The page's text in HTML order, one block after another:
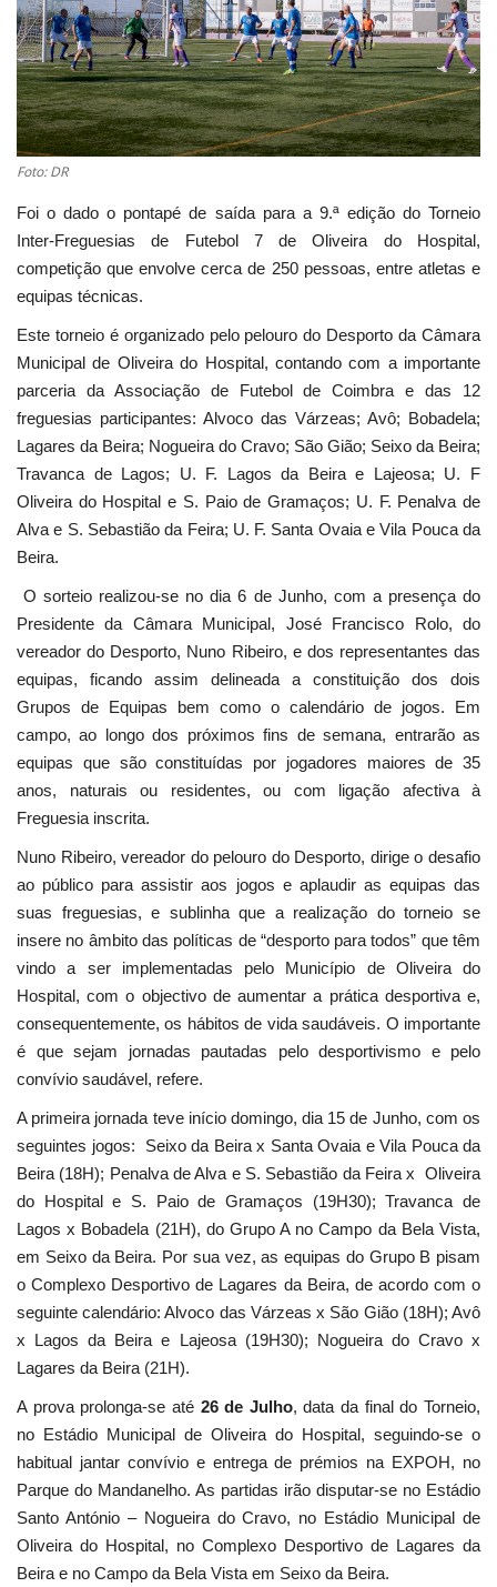
Estatuto Editorial
Saúde
Ficha técnica
Cultura
Lazer
Ambiente
Foto: DR
Foi o dado o pontapé de saída para a 9.ª edição do Torneio
Inter-Freguesias de Futebol 7 de Oliveira do Hospital,
competição que envolve cerca de 250 pessoas, entre atletas e
equipas técnicas.
Este torneio é organizado pelo pelouro do Desporto da Câmara
Municipal de Oliveira do Hospital, contando com a importante
parceria da Associação de Futebol de Coimbra e das 12
freguesias participantes: Alvoco das Várzeas; Avô; Bobadela;
Lagares da Beira; Nogueira do Cravo; São Gião; Seixo da Beira;
Travanca de Lagos; U. F. Lagos da Beira e Lajeosa; U. F
Oliveira do Hospital e S. Paio de Gramaços; U. F. Penalva de
Alva e S. Sebastião da Feira; U. F. Santa Ovaia e Vila Pouca da
Beira.
O sorteio realizou-se no dia 6 de Junho, com a presença do
Presidente da Câmara Municipal, José Francisco Rolo, do
vereador do Desporto, Nuno Ribeiro, e dos representantes das
equipas, ficando assim delineada a constituição dos dois
Grupos de Equipas bem como o calendário de jogos. Em
campo, ao longo dos próximos fins de semana, entrarão as
equipas que são constituídas por jogadores maiores de 35
anos, naturais ou residentes, ou com ligação afectiva à
Freguesia inscrita.
Nuno Ribeiro, vereador do pelouro do Desporto, dirige o desafio
ao público para assistir aos jogos e aplaudir as equipas das
suas freguesias, e sublinha que a realização do torneio se
insere no âmbito das políticas de “desporto para todos” que têm
vindo a ser implementadas pelo Município de Oliveira do
Hospital, com o objectivo de aumentar a prática desportiva e,
consequentemente, os hábitos de vida saudáveis. O importante
é que sejam jornadas pautadas pelo desportivismo e pelo
convívio saudável, refere.
A primeira jornada teve início domingo, dia 15 de Junho, com os
seguintes jogos: Seixo da Beira x Santa Ovaia e Vila Pouca da
Beira (18H); Penalva de Alva e S. Sebastião da Feira x Oliveira
do Hospital e S. Paio de Gramaços (19H30); Travanca de
Lagos x Bobadela (21H), do Grupo A no Campo da Bela Vista,
em Seixo da Beira. Por sua vez, as equipas do Grupo B pisam
o Complexo Desportivo de Lagares da Beira, de acordo com o
seguinte calendário: Alvoco das Várzeas x São Gião (18H); Avô
x Lagos da Beira e Lajeosa (19H30); Nogueira do Cravo x
Lagares da Beira (21H).
A prova prolonga-se até 26 de Julho, data da final do Torneio,
no Estádio Municipal de Oliveira do Hospital, seguindo-se o
habitual jantar convívio e entrega de prémios na EXPOH, no
Parque do Mandanelho. As partidas irão disputar-se no Estádio
Santo António – Nogueira do Cravo, no Estádio Municipal de
Oliveira do Hospital, no Complexo Desportivo de Lagares da
Beira e no Campo da Bela Vista em Seixo da Beira.